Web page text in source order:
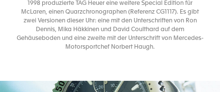
1998 produzierte TAG Heuer eine weitere Special Edition für
McLaren, einen Quarzchronographen (Referenz CG1117). Es gibt
zwei Versionen dieser Uhr: eine mit den Unterschriften von Ron
Dennis, Mika Häkkinen und David Coulthard auf dem
Gehäuseboden und eine zweite mit der Unterschrift von Mercedes-
Motorsportchef Norbert Haugh.